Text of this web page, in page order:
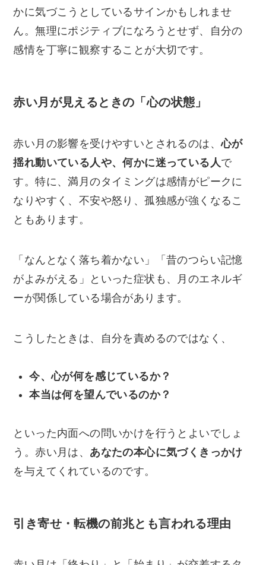
かに気づこうとしているサインかもしれませ
ん。無理にポジティブになろうとせず、自分の
感情を丁寧に観察することが大切です。
赤い月が見えるときの「心の状態」
赤い月の影響を受けやすいとされるのは、心が
揺れ動いている人や、何かに迷っている人 で
す。特に、満月のタイミングは感情がピークに
なりやすく、不安や怒り、孤独感が強くなるこ
ともあります。
「なんとなく落ち着かない」「昔のつらい記憶
がよみがえる」といった症状も、月のエネルギ
ーが関係している場合があります。
こうしたときは、自分を責めるのではなく、
今、心が何を感じているか？
本当は何を望んでいるのか？
といった内面への問いかけを行うとよいでしょ
う。赤い月は、 あなたの本心に気づくきっかけ
を与えてくれているのです。
引き寄せ・転機の前兆とも言われる理由